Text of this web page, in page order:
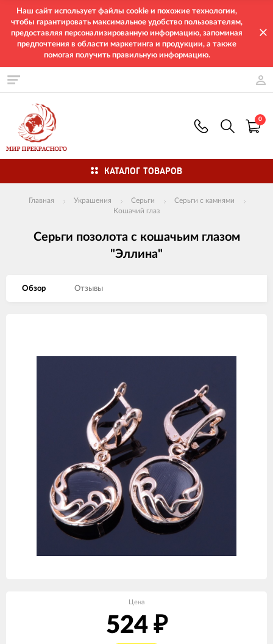
Наш сайт использует файлы cookie и похожие технологии,
чтобы гарантировать максимальное удобство пользователям,
предоставляя персонализированную информацию, запоминая
предпочтения в области маркетинга и продукции, а также
помогая получить правильную информацию.
0
КАТАЛОГ ТОВАРОВ
Главная Украшения Серьги
Серьги с камнями
Кошачий глаз
Серьги позолота с кошачьим глазом
"Эллина"
Обзор Отзывы
Цена
524 ₽